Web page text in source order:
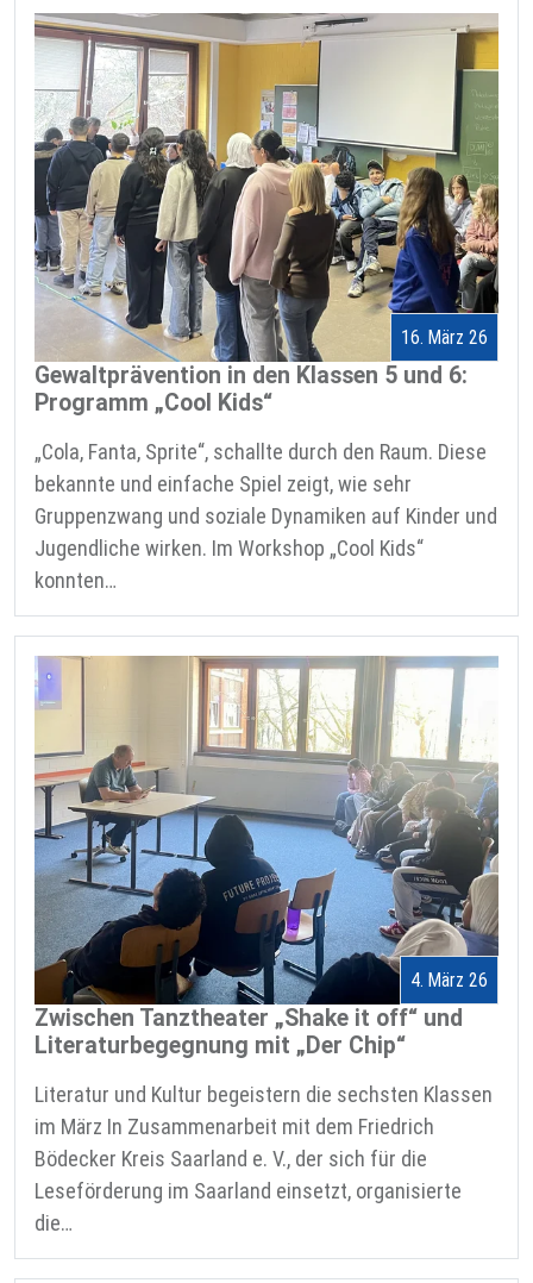
16. März 26
Gewaltprävention in den Klassen 5 und 6:
Programm „Cool Kids“
„Cola, Fanta, Sprite“, schallte durch den Raum. Diese
bekannte und einfache Spiel zeigt, wie sehr
Gruppenzwang und soziale Dynamiken auf Kinder und
Jugendliche wirken. Im Workshop „Cool Kids“
konnten…
4. März 26
Zwischen Tanztheater „Shake it off“ und
Literaturbegegnung mit „Der Chip“
Literatur und Kultur begeistern die sechsten Klassen
im März In Zusammenarbeit mit dem Friedrich
Bödecker Kreis Saarland e. V., der sich für die
Leseförderung im Saarland einsetzt, organisierte
die…